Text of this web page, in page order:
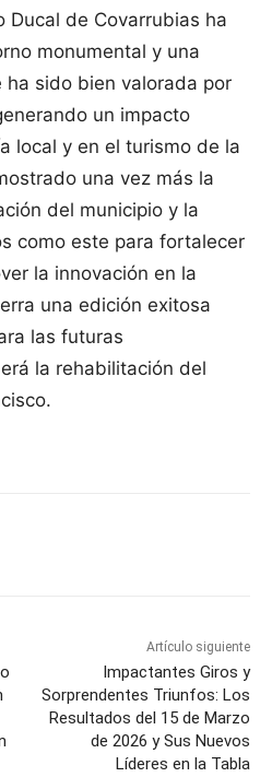
Ducal de Covarrubias ha
monumental y una
ha sido bien valorada por
un impacto
local y en el turismo de la
una vez más la
del municipio y la
como este para fortalecer
la innovación en la
una edición exitosa
las futuras
la rehabilitación del
Artículo siguiente
Impactantes Giros y
Sorprendentes Triunfos: Los
Resultados del 15 de Marzo
de 2026 y Sus Nuevos
Líderes en la Tabla